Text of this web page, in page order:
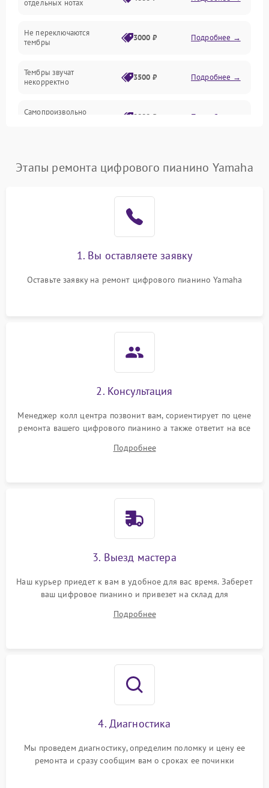
Аудио
Оптика
отдельных нотах
Не переключаются
тембры
3000 ₽ Подробнее →
Тембры звучат
некорректно
3500 ₽ Подробнее →
Самопроизвольно
2800 ₽ Подробнее →
Этапы ремонта цифрового пианино Yamaha
1. Вы оставляете заявку
Оставьте заявку на ремонт цифрового пианино Yamaha
2. Консультация
Менеджер колл центра позвонит вам, сориентирует по цене
ремонта вашего цифрового пианино а также ответит на все
Подробнее
3. Выезд мастера
Наш курьер приедет к вам в удобное для вас время. Заберет
ваш цифровое пианино и привезет на склад для
Подробнее
4. Диагностика
Мы проведем диагностику, определим поломку и цену ее
ремонта и сразу сообщим вам о сроках ее починки